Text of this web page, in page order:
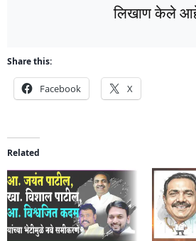
लिखाण केले
Share this:
Facebook X
Related